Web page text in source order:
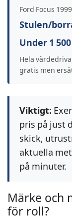
Ford Focus
Stulen/
Under 1
Hela
gratis men
Viktigt:
pris på just
skick,
aktuella
på minuter.
Märke och
för roll?